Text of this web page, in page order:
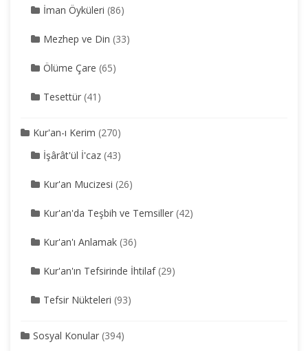
İman Öyküleri (86)
Mezhep ve Din (33)
Ölüme Çare (65)
Tesettür (41)
Kur'an-ı Kerim (270)
İşârât'ül İ'caz (43)
Kur'an Mucizesi (26)
Kur'an'da Teşbih ve Temsiller (42)
Kur'an'ı Anlamak (36)
Kur'an'ın Tefsirinde İhtilaf(29)
Tefsir Nükteleri (93)
Sosyal Konular (394)